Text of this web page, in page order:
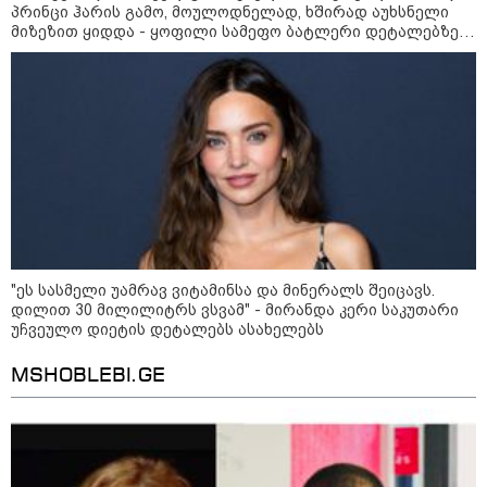
გადასარჩენად შევიდა,
მაშველებმა გარდაცვლილი
იპოვეს
კატეგორიის ყველა სიახლე
პასუხი გიორგი ბარამიძის
სკანდალურ განცხადებაზე -
"ყველაფერი დეტალურად ვიცი...
აგვისტოს ომში, გორში
საბრძოლო ნათლობა მიღებული
რუსული „ისკანდერი“ დღეს კიევის
მთავარ კოშმარად იქცა
პრინცი ჰარის გამო, მოულოდნელად, ხშირად აუხსნელი
მიზეზით ყიდდა - ყოფილი სამეფო ბატლერი დეტალებზე
საკუთარ წიგნში საუბრობს
"ეს სასმელი უამრავ ვიტამინსა და მინერალს შეიცავს.
დილით 30 მილილიტრს ვსვამ" - მირანდა კერი საკუთარი
უჩვეულო დიეტის დეტალებს ასახელებს
MSHOBLEBI.GE